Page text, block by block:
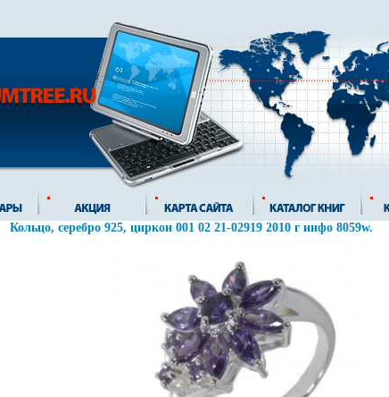
Кольцо, серебро 925, циркон 001 02 21-02919 2010 г инфо 8059w.